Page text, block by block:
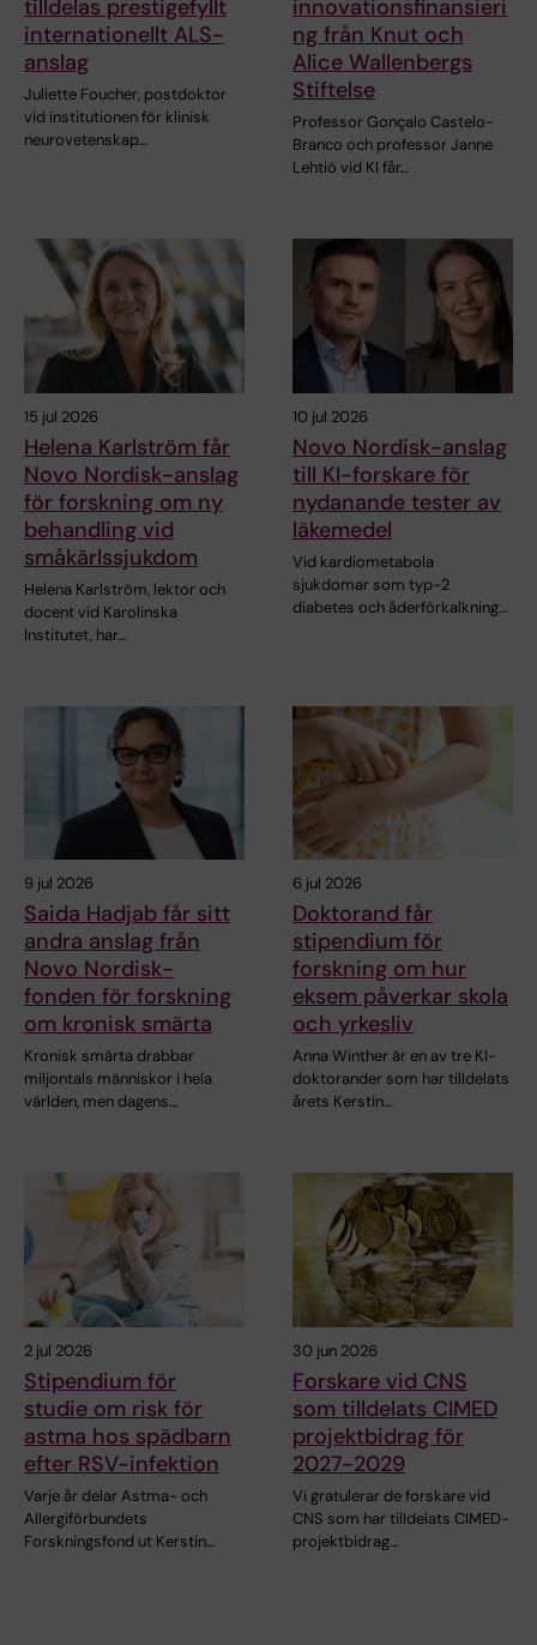
tilldelas prestigefyllt
internationellt ALS-
anslag
Juliette Foucher, postdoktor
vid institutionen för klinisk
neurovetenskap…
innovationsfinansieri
ng från Knut och
Alice Wallenbergs
Stiftelse
Professor Gonçalo Castelo-
Branco och professor Janne
Lehtiö vid KI får…
15 jul 2026
Helena Karlström får
Novo Nordisk-anslag
för forskning om ny
behandling vid
småkärlssjukdom
Helena Karlström, lektor och
docent vid Karolinska
Institutet, har…
10 jul 2026
Novo Nordisk-anslag
till KI-forskare för
nydanande tester av
läkemedel
Vid kardiometabola
sjukdomar som typ-2
diabetes och åderförkalkning…
9 jul 2026
Saida Hadjab får sitt
andra anslag från
Novo Nordisk-
fonden för forskning
om kronisk smärta
Kronisk smärta drabbar
miljontals människor i hela
världen, men dagens…
6 jul 2026
Doktorand får
stipendium för
forskning om hur
eksem påverkar skola
och yrkesliv
Anna Winther är en av tre KI-
doktorander som har tilldelats
årets Kerstin…
2 jul 2026
Stipendium för
studie om risk för
astma hos spädbarn
efter RSV-infektion
Varje år delar Astma- och
Allergiförbundets
Forskningsfond ut Kerstin…
30 jun 2026
Forskare vid CNS
som tilldelats CIMED
projektbidrag för
2027-2029
Vi gratulerar de forskare vid
CNS som har tilldelats CIMED-
projektbidrag…